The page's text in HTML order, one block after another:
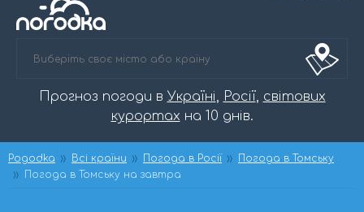
Прогноз погоди в Україні, Росії, світових
курортах на 10 днів.
Pogodka Всі країни Погода в Росії
Погода в Томську
Погода в Томську на завтра